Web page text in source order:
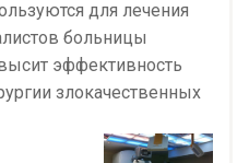
для лечения
больницы
эффективность
злокачественных